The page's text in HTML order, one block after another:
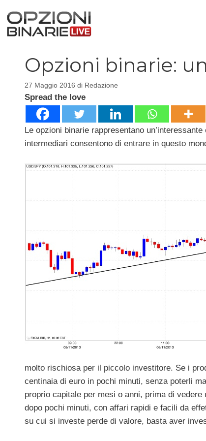
contenuto
Opzioni binarie:
27 Maggio 2016 di Redazione
Spread the love
Le opzioni binarie rappresentano
intermediari consentono di entrare in questo
molto rischiosa per il piccolo investitore. Se i
centinaia di euro in pochi minuti, senza poterli
proprio capitale per mesi o anni, prima di
dopo pochi minuti, con affari rapidi e facili da
su cui si investe perde di valore, basta aver